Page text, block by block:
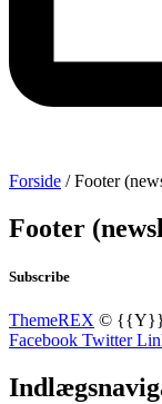
Forside / Footer
Footer
Subscribe
ThemeREX © {{Y}}.
Facebook Twitter